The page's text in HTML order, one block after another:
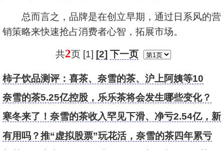
总而言之，品牌是在创立早期，通过日系风的营
销策略来快速抢占消费者心智，拓展市场。
共2页 [1] [2] 下一页
柿子饮品测评：喜茶、奈雪的茶、沪上阿姨等10
款，谁值得一“柿”？
奈雪的茶5.25亿控股，乐乐茶将会发生哪些变化？
寒冬来了！奈雪的茶收入罕见下滑、净亏2.54亿，新
开门店均为PRO店
有用吗？推“虚拟股票”玩花活，奈雪的茶四年累亏